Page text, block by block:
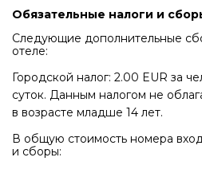
Обязательные налоги и
Следующие дополнительные
отеле:
Городской налог: 2.00 EUR за
суток. Данным налогом не
в возрасте младше 14 лет.
В общую стоимость номера
и сборы: